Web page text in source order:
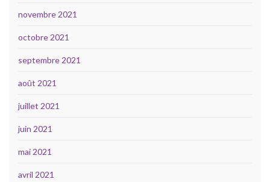
novembre 2021
octobre 2021
septembre 2021
août 2021
juillet 2021
juin 2021
mai 2021
avril 2021